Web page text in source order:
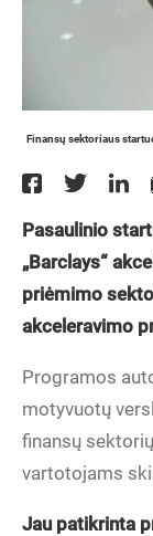
Finansų sektoriaus
Pasaulinio
„Barclays“
priėmimo
akceleravimo
Programos
motyvuotų
finansų
vartotojams
Jau patikrinta